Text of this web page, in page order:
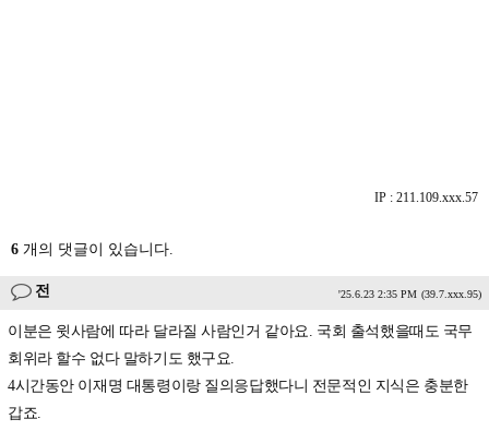
IP : 211.109.xxx.57
6 개의 댓글이 있습니다.
전 '25.6.23 2:35 PM (39.7.xxx.95)
이분은 윗사람에 따라 달라질 사람인거 같아요. 국회 출석했을때도 국무
회위라 할수 없다 말하기도 했구요.
4시간동안 이재명 대통령이랑 질의응답했다니 전문적인 지식은 충분한
갑죠.